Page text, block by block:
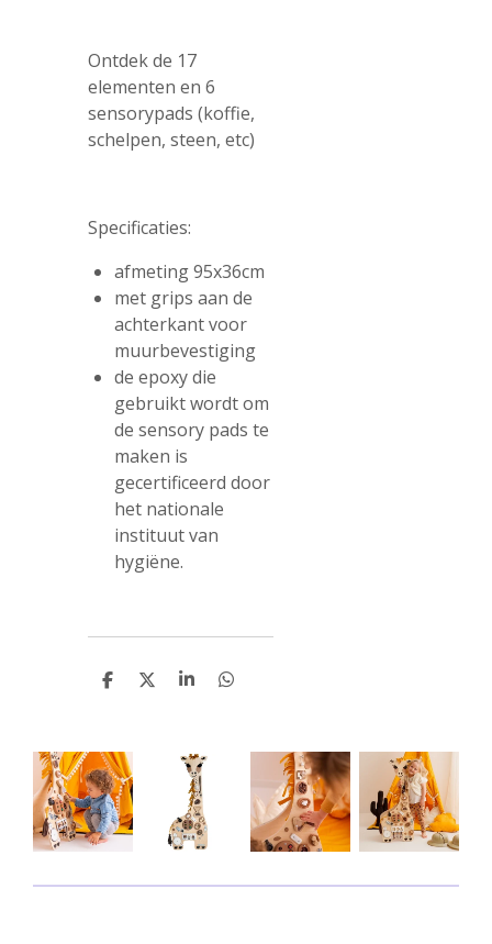
Ontdek de 17
elementen en 6
sensorypads (koffie,
schelpen, steen, etc)
Specificaties:
afmeting 95x36cm
met grips aan de
achterkant voor
muurbevestiging
de epoxy die
gebruikt wordt om
de sensory pads te
maken is
gecertificeerd door
het nationale
instituut van
hygiëne.
D
n
D
S
e
D